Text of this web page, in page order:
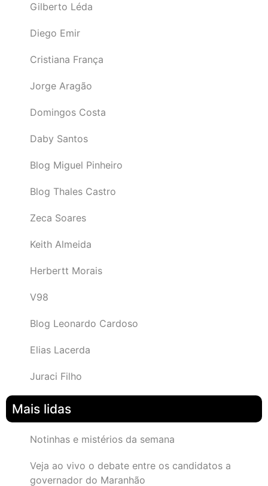
Gilberto Léda
Diego Emir
Cristiana França
Jorge Aragão
Domingos Costa
Daby Santos
Blog Miguel Pinheiro
Blog Thales Castro
Zeca Soares
Keith Almeida
Herbertt Morais
V98
Blog Leonardo Cardoso
Elias Lacerda
Juraci Filho
Mais lidas
Notinhas e mistérios da semana
Veja ao vivo o debate entre os candidatos a
governador do Maranhão